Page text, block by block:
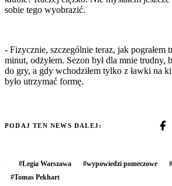
sobie tego wyobrazić.
- Fizycznie, szczególnie teraz, jak pograłem
minut, odżyłem. Sezon był dla mnie trudny,
do gry, a gdy wchodziłem tylko z ławki na
było utrzymać formę.
PODAJ TEN NEWS DALEJ:
#Legia Warszawa #wypowiedzi pomeczowe #
#Tomas Pekhart